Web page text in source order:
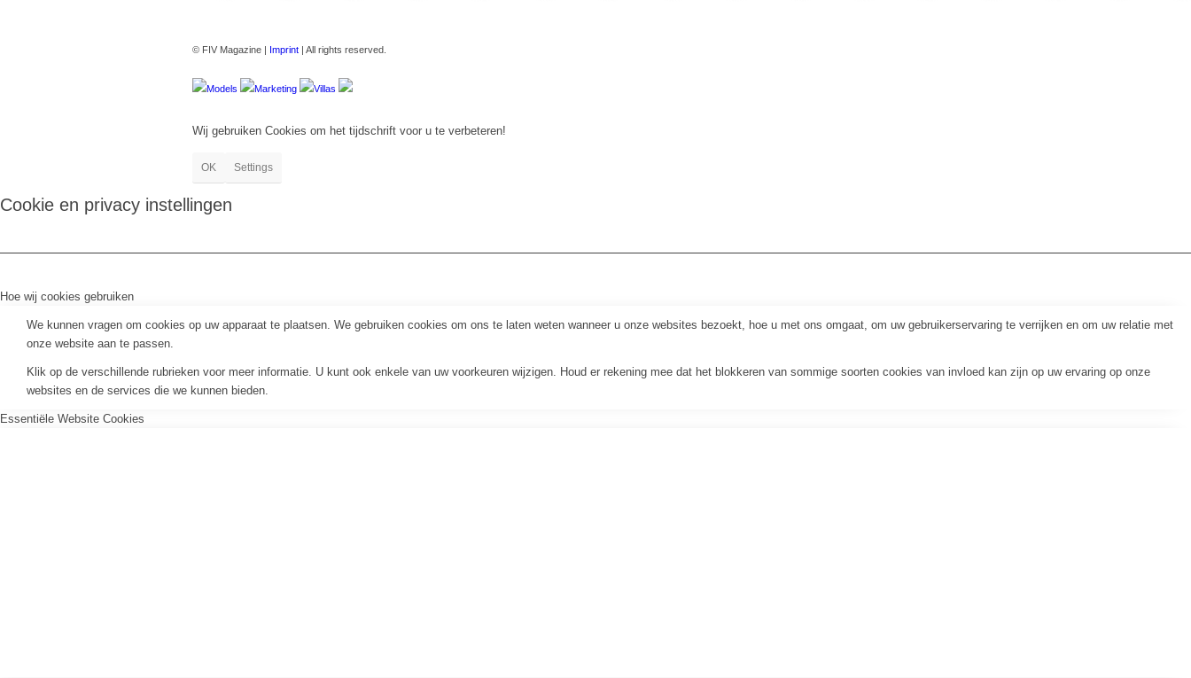
© FIV Magazine | Imprint | All rights reserved.
Models Marketing Villas
Wij gebruiken Cookies om het tijdschrift voor u te verbeteren!
OK Settings
Cookie en privacy instellingen
Hoe wij cookies gebruiken
We kunnen vragen om cookies op uw apparaat te plaatsen. We gebruiken cookies om ons te laten weten wanneer u onze websites bezoekt, hoe u met ons omgaat, om uw gebruikerservaring te verrijken en om uw relatie met
onze website aan te passen.
Klik op de verschillende rubrieken voor meer informatie. U kunt ook enkele van uw voorkeuren wijzigen. Houd er rekening mee dat het blokkeren van sommige soorten cookies van invloed kan zijn op uw ervaring op onze
websites en de services die we kunnen bieden.
Essentiële Website Cookies